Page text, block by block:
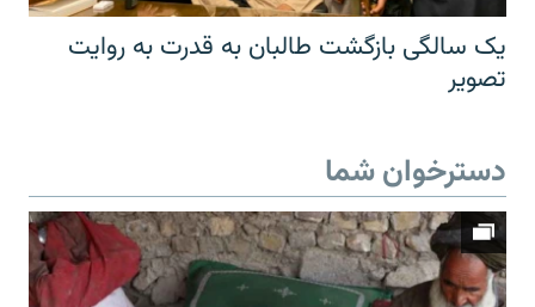
یک سالگی بازگشت طالبان به قدرت به روایت
تصویر
دسترخوان شما